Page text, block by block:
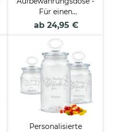
Für einen
wundervollen
ab 24,95 €
Personalisierte